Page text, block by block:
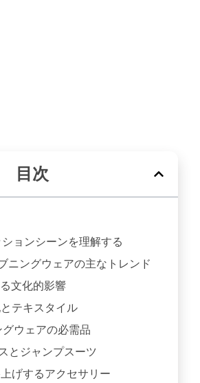
ョンシーンを理解する
ニングウェアの主なトレンド
文化的影響
テキスタイル
ウェアの必需品
とジャンプスーツ
げするアクセサリー
ぶ